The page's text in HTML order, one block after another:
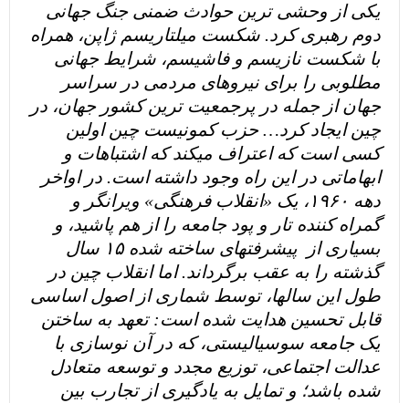
یکی از وحشی ترین حوادث ضمنی جنگ جهانی
دوم رهبری کرد. شکست میلتاریسم ژاپن، همراه
با شکست نازیسم و فاشیسم، شرایط جهانی
مطلوبی را برای نیروهای مردمی در سراسر
جهان از جمله در پرجمعیت ترین کشور جهان، در
چین ایجاد کرد… حزب کمونیست چین اولین
کسی است که اعتراف میکند که اشتباهات و
ابهاماتی در این راه وجود داشته است. در اواخر
دهه ۱۹۶۰، یک «انقلاب فرهنگی» ویرانگر و
گمراه کننده تار و پود جامعه را از هم پاشید، و
بسیاری از پیشرفتهای ساخته شده ۱۵ سال
گذشته را به عقب برگرداند. اما انقلاب چین در
طول این سالها، توسط شماری از اصول اساسی
قابل تحسین هدایت شده است: تعهد به ساختن
یک جامعه سوسیالیستی، که در آن نوسازی با
عدالت اجتماعی، توزیع مجدد و توسعه متعادل
شده باشد؛ و تمایل به یادگیری از تجارب بین